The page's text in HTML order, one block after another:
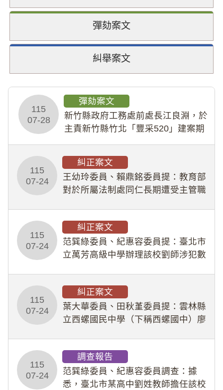
彈劾案文
糾舉案文
115
07-28
彈劾案文
新竹縣政府工務處前處長江良淵，於
主責新竹縣竹北「豐采520」建案期
幣1,483萬餘元，並長期收受建商餽
贈；復罔顧公共安全，圖利默許建商
於停工期間
115
07-24
糾正案文
王幼玲委員、賴鼎銘委員提：教育部
對於所屬法制處同仁長期遭受主管職
人員保障法」及「職業安全衛生法」
所定維護公務人員
115
07-24
糾正案文
范巽綠委員、紀惠容委員提：臺北市
立萬芳高級中學辦理該校劉師涉犯數
業把關與糾錯功能，不僅首份調查報
告漏未審酌師生不
115
07-24
糾正案文
葉大華委員、田秋堇委員提：雲林縣
立西螺國民中學（下稱西螺國中）廖
教羽球隊學生等行為，歷經該校校園
事件處理會議（下
115
07-24
調查報告
范巽綠委員、紀惠容委員調查：據
悉，臺北市某高中劉姓教師擔任該校